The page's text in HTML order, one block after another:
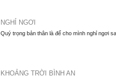
NGHỈ NGƠI
Quý trọng bản thân là để cho mình nghỉ ngơi
KHOẢNG TRỜI BÌNH AN